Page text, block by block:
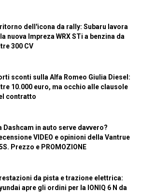
dell'icona da rally: Subaru lavora
nuova Impreza WRX STi a benzina da
300 CV
sconti sulla Alfa Romeo Giulia Diesel:
10.000 euro, ma occhio alle clausole
contratto
Dashcam in auto serve davvero?
VIDEO e opinioni della Vantrue
Prezzo e PROMOZIONE
da pista e trazione elettrica:
apre gli ordini per la IONIQ 6 N da